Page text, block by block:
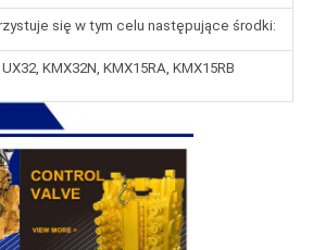
się w tym celu następujące środki:
KMX32N, KMX15RA, KMX15RB